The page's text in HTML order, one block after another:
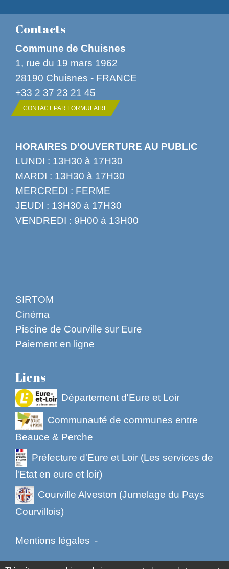
Contacts
Commune de Chuisnes
1, rue du 19 mars 1962
28190 Chuisnes - FRANCE
+33 2 37 23 21 45
CONTACT PAR FORMULAIRE
HORAIRES D'OUVERTURE AU PUBLIC
LUNDI : 13H30 à 17H30
MARDI : 13H30 à 17H30
MERCREDI : FERME
JEUDI : 13H30 à 17H30
VENDREDI : 9H00 à 13H00
SIRTOM
Cinéma
Piscine de Courville sur Eure
Paiement en ligne
Liens
Département d'Eure et Loir
Communauté de communes entre
Beauce & Perche
Préfecture d'Eure et Loir (Les services de
l'Etat en eure et loir)
Courville Alveston (Jumelage du Pays
Courvillois)
Mentions légales -
Politique de confidentialité - Accessibilité -